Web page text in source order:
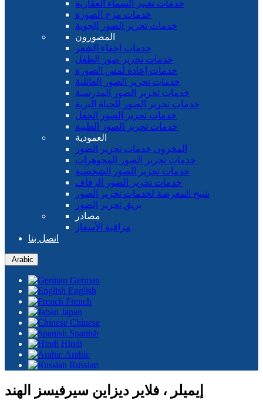
خدمات تغيير السماء العقارية
خدمات مزج الصورة
خدمات تحرير الصور الجوية
المصورون
خدمات اخفاء الشعر
خدمات تحرير صور الطفل
خدمات إعادة لمس الصورة
خدمات تحرير الصور العائلية
خدمات تحرير الصور المدرسية
خدمات تحرير الصور للحياة البرية
خدمات تحرير الصور الحفل
خدمات تحرير الصور الطبية
العمودية
المخزون خدمات تحرير الصور
خدمات تحرير الصور المجوهرات
خدمات تحرير الصور الشخصية
خدمات تحرير الصور الزفاف
شبح المعرضة لخدمات تحرير الصور
بريق تحرير الصور
مصادر
مراقبة الأسعار
اتصل بنا
Arabic
German
English
French
Japan
Chinese
Spanish
Hindi
Arabic
Russian
إيميلر ، فلاير ديزاين سيرفيسز الهند